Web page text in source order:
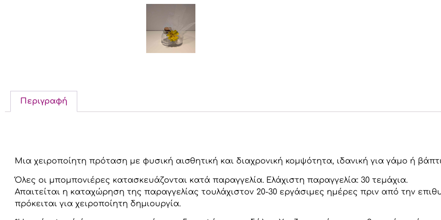
Περιγραφή
Μια χειροποίητη πρόταση με φυσική αισθητική και διαχρονική κομψότητα, ιδανική για γάμο ή
Όλες οι μπομπονιέρες κατασκευάζονται κατά παραγγελία. Ελάχιστη παραγγελία: 30 τεμάχια.
Απαιτείται η καταχώρηση της παραγγελίας τουλάχιστον 20-30 εργάσιμες ημέρες πριν από την
πρόκειται για χειροποίητη δημιουργία.